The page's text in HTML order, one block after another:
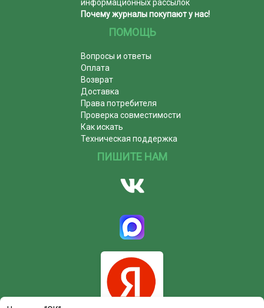
информационных рассылок
Почему журналы покупают у нас!
ПОМОЩЬ
Вопросы и ответы
Оплата
Возврат
Доставка
Права потребителя
Проверка совместимости
Как искать
Техническая поддержка
ПИШИТЕ НАМ